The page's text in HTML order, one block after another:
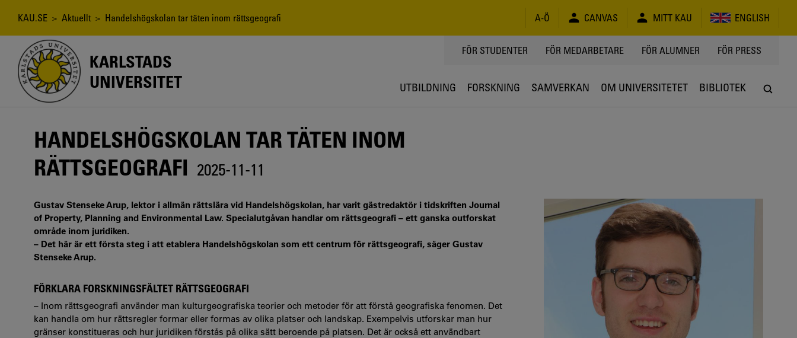
Länkstig
KAU.SE > Aktuellt > Handelshögskolan tar täten inom rättsgeografi A-Ö CANVAS MITT KAU ENGLISH
KARLSTADS
UNIVERSITET
TOPPMENY
FÖR STUDENTER FÖR MEDARBETARE FÖR ALUMNER FÖR PRESS
UTBILDNING FORSKNING SAMVERKAN OM UNIVERSITETET BIBLIOTEK
HANDELSHÖGSKOLAN TAR TÄTEN INOM
RÄTTSGEOGRAFI 2025-11-11
Gustav Stenseke Arup, lektor i allmän rättslära vid Handelshögskolan, har varit gästredaktör i tidskriften Journal
of Property, Planning and Environmental Law. Specialutgåvan handlar om rättsgeografi – ett ganska outforskat
område inom juridiken.
– Det här är ett första steg i att etablera Handelshögskolan som ett centrum för rättsgeografi, säger Gustav
Stenseke Arup.
FÖRKLARA FORSKNINGSFÄLTET RÄTTSGEOGRAFI
– Inom rättsgeografi använder man kulturgeografiska teorier och metoder för att förstå geografiska fenomen. Det
kan handla om hur rättsregler formar eller formas av olika platser och landskap. Exempelvis utforskar man hur
gränser konstitueras och hur juridiken förstås på olika sätt beroende på platsen. Det är också ett användbart